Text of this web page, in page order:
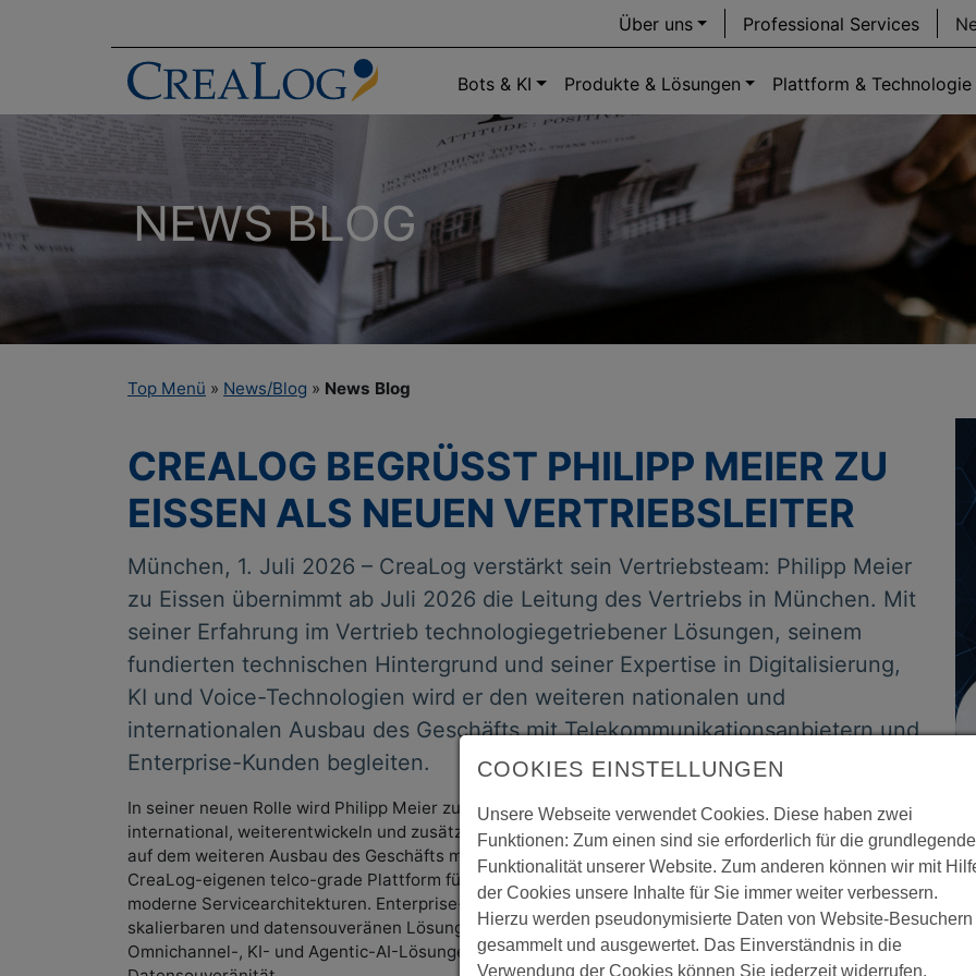
Über uns Professional Services
Bots & KI Produkte & Lösungen Plattform & Technologie
NEWS BLOG
Top Menü » News/Blog » News Blog
CREALOG BEGRÜSST PHILIPP MEIER ZU E
ISSEN ALS NEUEN VERTRIEBSLEITER
München, 1. Juli 2026 – CreaLog verstärkt sein Vertriebsteam: Philipp Meier
zu Eissen übernimmt ab Juli 2026 die Leitung des Vertriebs in München. Mit
seiner Erfahrung im Vertrieb technologiegetriebener Lösungen, seinem
fundierten technischen Hintergrund und seiner Expertise in Digitalisierung,
KI und Voice-Technologien wird er den weiteren nationalen und
internationalen Ausbau des Geschäfts mit Telekommunikationsanbietern und
Enterprise-Kunden begleiten.
In seiner neuen Rolle wird Philipp Meier zu Eissen die etablierte Position von CreaLog, national und
international, weiterentwickeln und zusätzliche Potenziale erschließen. Ein besonderer Fokus liegt
auf dem weiteren Ausbau des Geschäfts mit Telekommunikationsanbietern – insbesondere mit der
CreaLog-eigenen telco-grade Plattform für IN-Lösungen, Mehrwertdienste, Notrufanwendungen und
moderne Servicearchitekturen. Enterprise-Kunden adressiert CreaLog mit hochverfügbaren,
skalierbaren und datensouveränen Lösungen. Die eigene CreaLog AI-Plattform ermöglicht Voice-,
Omnichannel-, KI- und Agentic-AI-Lösungen. Made in Germany – für Qualität, Sicherheit und
COOKIES EINSTELLUNGEN
Unsere Webseite verwendet Cookies. Diese haben zwei
Funktionen: Zum einen sind sie erforderlich für die grundlegende
Funktionalität unserer Website. Zum anderen können wir mit
der Cookies unsere Inhalte für Sie immer weiter verbessern.
Hierzu werden pseudonymisierte Daten von Website-Besuchern
gesammelt und ausgewertet. Das Einverständnis in die
Verwendung der Cookies können Sie jederzeit widerrufen.